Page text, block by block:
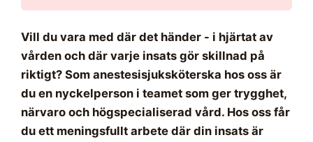
Vill du vara med där det händer - i hjärtat av
vården och där varje insats gör skillnad på
riktigt? Som anestesisjuksköterska hos oss är
du en nyckelperson i teamet som ger trygghet,
närvaro och högspecialiserad vård. Hos oss får
du ett meningsfullt arbete där din insats är